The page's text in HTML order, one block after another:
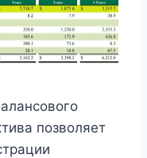
позволяет